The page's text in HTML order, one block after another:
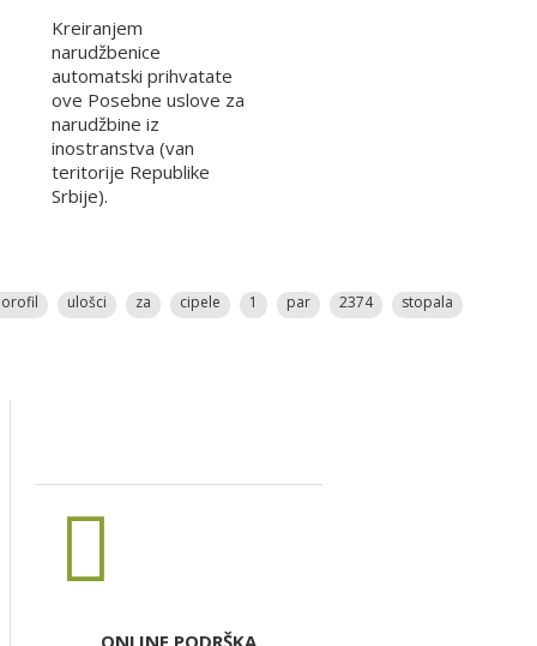
Kreiranjem
narudžbenice
automatski prihvatate
ove Posebne uslove za
narudžbine iz
inostranstva (van
teritorije Republike
Srbije).
ulošci za cipele 1 par 2374 stopala